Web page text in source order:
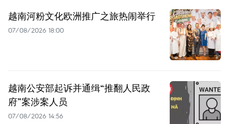
越南河粉文化欧洲推广之旅热闹举行
07/08/2026 18:00
越南公安部起诉并通缉“推翻人民政
府”案涉案人员
07/08/2026 14:56